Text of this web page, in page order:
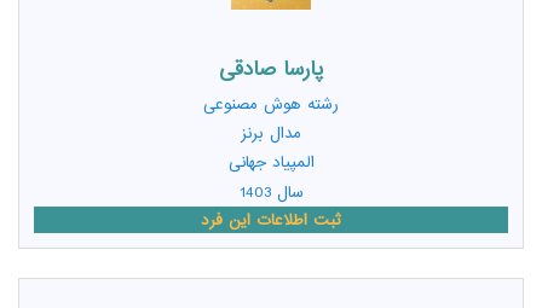
پارسا صادقی
رشته هوش مصنوعی
مدال برنز
المپیاد جهانی
سال 1403
ثبت اطلاعات این فرد